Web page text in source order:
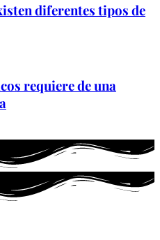
diferentes tipos de
requiere de una